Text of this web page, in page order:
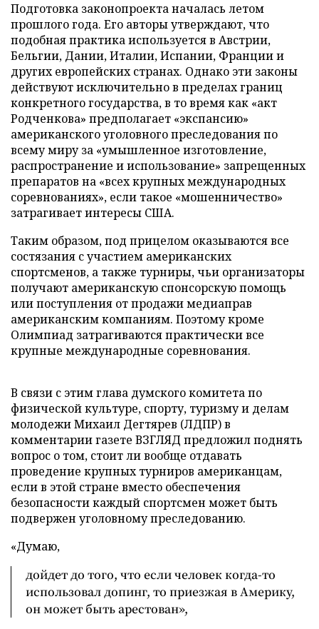
Подготовка законопроекта началась летом
прошлого года. Его авторы утверждают, что
подобная практика используется в Австрии,
Бельгии, Дании, Италии, Испании, Франции и
других европейских странах. Однако эти законы
действуют исключительно в пределах границ
конкретного государства, в то время как «акт
Родченкова» предполагает «экспансию»
американского уголовного преследования по
всему миру за «умышленное изготовление,
распространение и использование» запрещенных
препаратов на «всех крупных международных
соревнованиях», если такое «мошенничество»
затрагивает интересы США.
Таким образом, под прицелом оказываются все
состязания с участием американских
спортсменов, а также турниры, чьи организаторы
получают американскую спонсорскую помощь
или поступления от продажи медиаправ
американским компаниям. Поэтому кроме
Олимпиад затрагиваются практически все
крупные международные соревнования.
В связи с этим глава думского комитета по
физической культуре, спорту, туризму и делам
молодежи Михаил Дегтярев (ЛДПР) в
комментарии газете ВЗГЛЯД предложил поднять
вопрос о том, стоит ли вообще отдавать
проведение крупных турниров американцам,
если в этой стране вместо обеспечения
безопасности каждый спортсмен может быть
подвержен уголовному преследованию.
«Думаю,
дойдет до того, что если человек когда-то
использовал допинг, то приезжая в Америку,
он может быть арестован»,